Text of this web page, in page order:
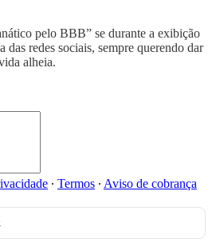
pelo BBB” se durante a exibição
das redes sociais, sempre querendo dar
alheia.
∙ Termos ∙ Aviso de cobrança